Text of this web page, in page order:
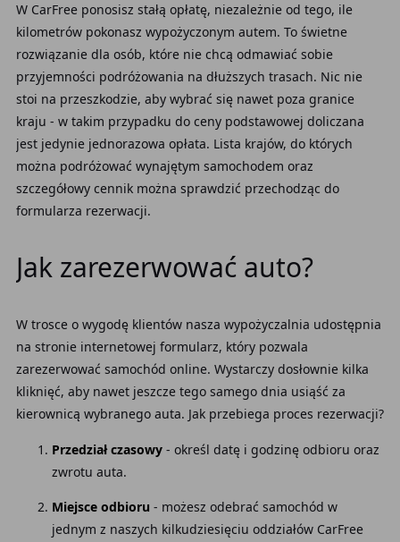
W CarFree ponosisz stałą opłatę, niezależnie od tego, ile
kilometrów pokonasz wypożyczonym autem. To świetne
rozwiązanie dla osób, które nie chcą odmawiać sobie
przyjemności podróżowania na dłuższych trasach. Nic nie
stoi na przeszkodzie, aby wybrać się nawet poza granice
kraju - w takim przypadku do ceny podstawowej doliczana
jest jedynie jednorazowa opłata. Lista krajów, do których
można podróżować wynajętym samochodem oraz
szczegółowy cennik można sprawdzić przechodząc do
formularza rezerwacji.
Jak zarezerwować auto?
W trosce o wygodę klientów nasza wypożyczalnia udostępnia
na stronie internetowej formularz, który pozwala
zarezerwować samochód online. Wystarczy dosłownie kilka
kliknięć, aby nawet jeszcze tego samego dnia usiąść za
kierownicą wybranego auta. Jak przebiega proces rezerwacji?
Przedział czasowy- określ datę i godzinę odbioru oraz
zwrotu auta.
Miejsce odbioru - możesz odebrać samochód w
jednym z naszych kilkudziesięciu oddziałów CarFree